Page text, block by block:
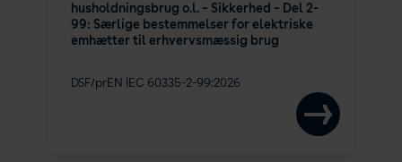
husholdningsbrug o.l. – Sikkerhed – Del 2-
99: Særlige bestemmelser for elektriske
emhætter til erhvervsmæssig brug
DSF/prEN IEC 60335-2-99:2026